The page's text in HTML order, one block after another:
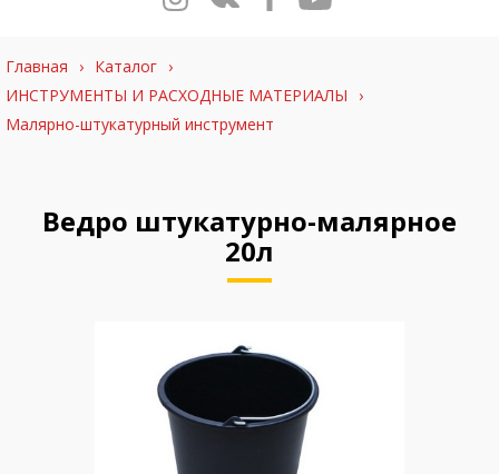
Главная › Каталог ›
ИНСТРУМЕНТЫ И РАСХОДНЫЕ МАТЕРИАЛЫ
›
Малярно-штукатурный инструмент
Ведро штукатурно-малярное
20л